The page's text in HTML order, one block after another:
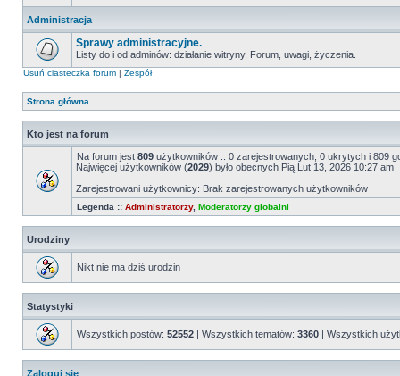
Administracja
Sprawy administracyjne.
Listy do i od adminów: działanie witryny, Forum, uwagi, życzenia.
Usuń ciasteczka forum | Zespół
Strona główna
Kto jest na forum
Na forum jest 809 użytkowników :: 0 zarejestrowanych, 0 ukrytych i 809
Najwięcej użytkowników (2029) było obecnych Pią Lut 13, 2026 10:27 am
Zarejestrowani użytkownicy: Brak zarejestrowanych użytkowników
Legenda :: Administratorzy, Moderatorzy globalni
Urodziny
Nikt nie ma dziś urodzin
Statystyki
Wszystkich postów: 52552 | Wszystkich tematów: 3360 | Wszystkich
Zaloguj się